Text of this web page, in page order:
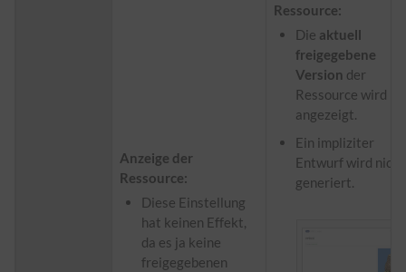
Anzeige der
Ressource:
Diese Einstellung
hat keinen Effekt,
da es ja keine
freigegebenen
Ressource:
Die aktuell
freigegebene
Version der
Ressource wird
angezeigt.
Ein impliziter
Entwurf wird nicht
generiert.